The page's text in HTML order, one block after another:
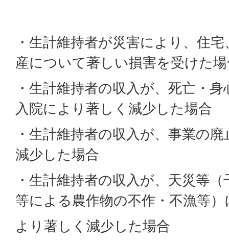
・生計維持者が災害により、住
産について著しい損害を受けた
・生計維持者の収入が、死亡・
入院により著しく減少した場合
・生計維持者の収入が、事業の
減少した場合
・生計維持者の収入が、天災等
等による農作物の不作・不漁等）
より著しく減少した場合